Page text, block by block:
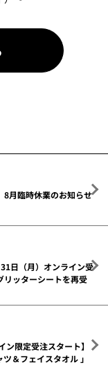
8月臨時休業のお知らせ
日（月）オンライン受
リッターシートを再受
ン限定受注スタート】
＆フェイスタオル 」